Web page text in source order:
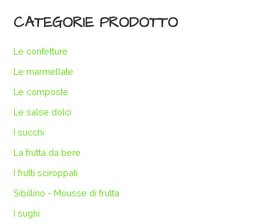
CATEGORIE PRODOTTO
Le confetture
Le marmellate
Le composte
Le salse dolci
I succhi
La frutta da bere
I frutti sciroppati
Sibillino - Mousse di frutta
I sughi